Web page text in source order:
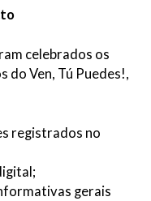
celebrados os
do Ven, Tú Puedes!,
registrados no
gerais